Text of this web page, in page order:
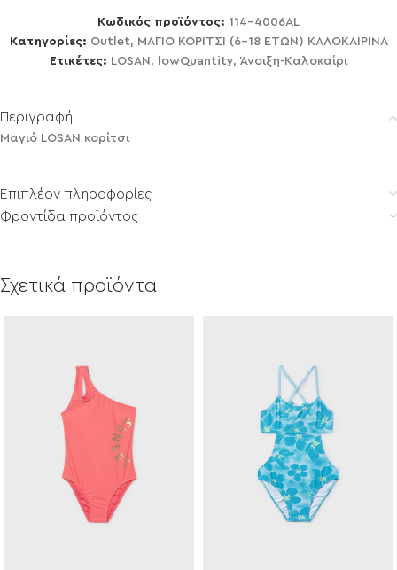
Κωδικός προϊόντος: 114-4006AL
Κατηγορίες: Outlet, ΜΑΓΙΟ ΚΟΡΙΤΣΙ (6-18 ΕΤΩΝ) ΚΑΛΟΚΑΙΡΙΝΑ
Ετικέτες: LOSAN, lowQuantity, Άνοιξη-Καλοκαίρι
Περιγραφή
Μαγιό LOSAN κορίτσι
Επιπλέον πληροφορίες
Φροντίδα προϊόντος
Σχετικά προϊόντα